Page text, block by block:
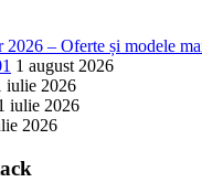
– Oferte și modele
1 august 2026
iulie 2026
iulie 2026
2026